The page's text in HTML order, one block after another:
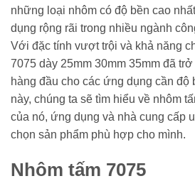
những loại nhôm có độ bền cao
dụng rộng rãi trong nhiều ngành
Với đặc tính vượt trội và khả năng
7075 dày 25mm 30mm 35mm đã
hàng đầu cho các ứng dụng cần độ
này, chúng ta sẽ tìm hiểu về nhôm
của nó, ứng dụng và nhà cung cấp
chọn sản phẩm phù hợp cho mình.
Nhôm tấm 7075